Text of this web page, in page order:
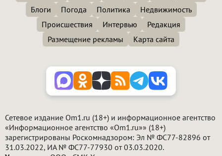
Блоги
Погода Политика
Недвижимость
Происшествия
Интервью
Редакция
Размещение рекламы
Карта сайта
Сетевое издание Om1.ru (18+) и информационное агентство
«Информационное агентство «Om1.ru»» (18+)
зарегистрированы Роскомнадзором: Эл № ФС77-82896 от
31.03.2022, ИА № ФС77-77930 от 03.03.2020.